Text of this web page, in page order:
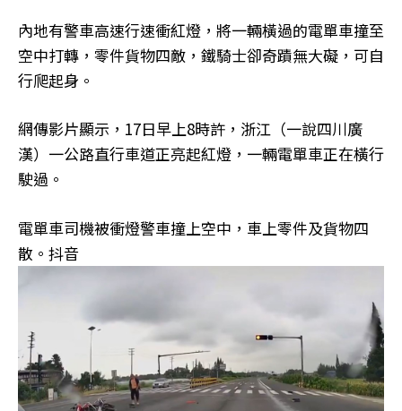
內地有警車高速行速衝紅燈，將一輛橫過的電單車撞至
空中打轉，零件貨物四敵，鐵騎士卻奇蹟無大礙，可自
行爬起身。
網傳影片顯示，17日早上8時許，浙江（一說四川廣
漢）一公路直行車道正亮起紅燈，一輛電單車正在橫行
駛過。
電單車司機被衝燈警車撞上空中，車上零件及貨物四
散。抖音